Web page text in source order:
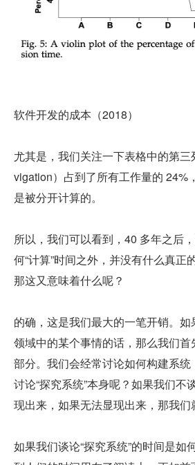
软件开发的成本（2018）
尤其是，我们关注一下表格中的第
vigation）占到了所有工作量的 24%
是被分开计算的。
所以，我们可以看到，40 多年之后
何“计算”时间之外，并没有什么真正
那这又意味着什么呢？
的确，这是我们最大的一笔开销。
领域中的某个事情的话，那么我们
部分。我们会经常讨论如何构建系
讨论“探究系统”本身呢？如果我们不
现出来，如果无法显现出来，那我们
如果我们谈论“探究系统”的时间是如